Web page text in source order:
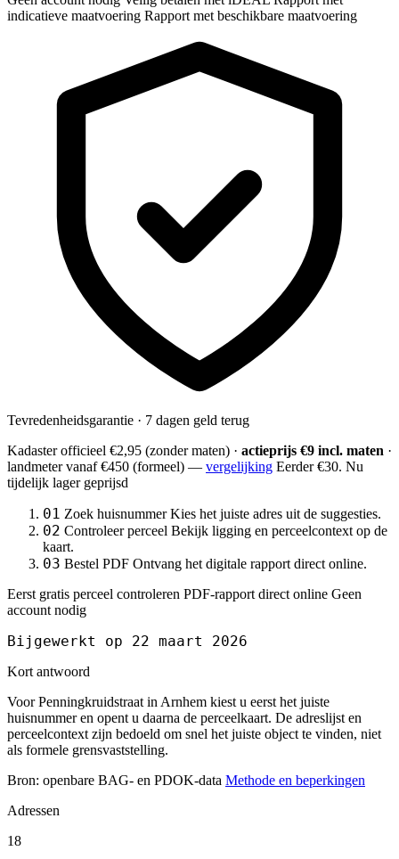
indicatieve maatvoering Rapport met beschikbare maatvoering
Tevredenheidsgarantie · 7 dagen geld terug
Kadaster officieel €2,95 (zonder maten) · actieprijs €9 incl. maten ·
landmetervanaf €450 (formeel) — vergelijking Eerder €30. Nu
tijdelijk lager geprijsd
01 Zoek huisnummer Kies het juiste adres uit de suggesties.
02 Controleer perceel Bekijk ligging en perceelcontext op de
kaart.
03 Bestel PDF Ontvang het digitale rapport direct online.
Eerst gratis perceel controleren PDF-rapport direct online Geen
account nodig
Bijgewerkt op 22 maart 2026
Kort antwoord
Voor Penningkruidstraat in Arnhem kiest u eerst het juiste
huisnummer en opent u daarna de perceelkaart. De adreslijst en
perceelcontext zijn bedoeld om snel het juiste object te vinden, niet
als formele grensvaststelling.
Bron: openbare BAG- en PDOK-data Methode en beperkingen
Adressen
18